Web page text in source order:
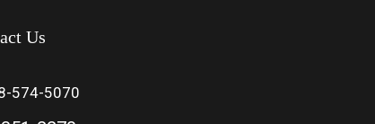
Us
574-5070